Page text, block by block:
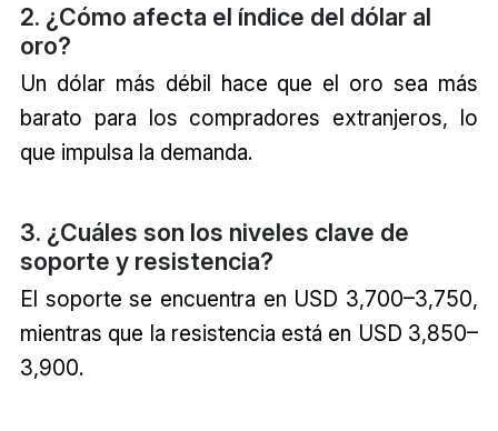
2. ¿Cómo afecta el índice del dólar al
oro?
Un dólar más débil hace que el oro sea más
barato para los compradores extranjeros, lo
que impulsa la demanda.
3. ¿Cuáles son los niveles clave de
soporte y resistencia?
El soporte se encuentra en USD 3,700–3,750,
mientras que la resistencia está en USD 3,850–
3,900.